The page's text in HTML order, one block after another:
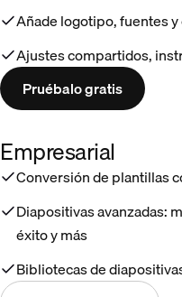
Añade logotipo, fuentes
Ajustes compartidos,
Pruébalo gratis
Empresarial
Conversión de plantillas
Diapositivas avanzadas:
éxito y más
Bibliotecas de